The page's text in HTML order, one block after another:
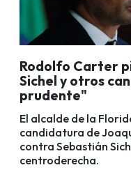
Rodolfo Carter
Sichel y otros
prudente"
El alcalde de la
candidatura de
contra Sebastián
centroderecha.